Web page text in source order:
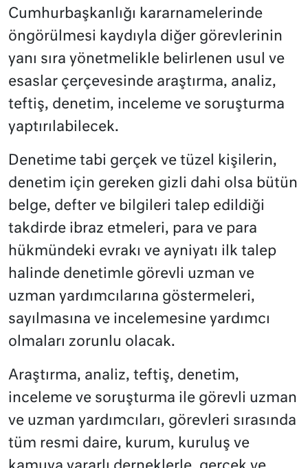
Cumhurbaşkanlığı kararnamelerinde
öngörülmesi kaydıyla diğer görevlerinin
yanı sıra yönetmelikle belirlenen usul ve
esaslar çerçevesinde araştırma, analiz,
teftiş, denetim, inceleme ve soruşturma
yaptırılabilecek.
Denetime tabi gerçek ve tüzel kişilerin,
denetim için gereken gizli dahi olsa bütün
belge, defter ve bilgileri talep edildiği
takdirde ibraz etmeleri, para ve para
hükmündeki evrakı ve ayniyatı ilk talep
halinde denetimle görevli uzman ve
uzman yardımcılarına göstermeleri,
sayılmasına ve incelemesine yardımcı
olmaları zorunlu olacak.
Araştırma, analiz, teftiş, denetim,
inceleme ve soruşturma ile görevli uzman
ve uzman yardımcıları, görevleri sırasında
tüm resmi daire, kurum, kuruluş ve